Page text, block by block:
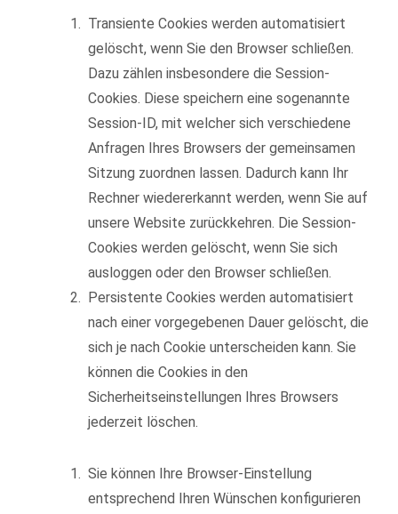
Transiente Cookies werden automatisiert
gelöscht, wenn Sie den Browser schließen.
Dazu zählen insbesondere die Session-
Cookies. Diese speichern eine sogenannte
Session-ID, mit welcher sich verschiedene
Anfragen Ihres Browsers der gemeinsamen
Sitzung zuordnen lassen. Dadurch kann Ihr
Rechner wiedererkannt werden, wenn Sie auf
unsere Website zurückkehren. Die Session-
Cookies werden gelöscht, wenn Sie sich
ausloggen oder den Browser schließen.
Persistente Cookies werden automatisiert
nach einer vorgegebenen Dauer gelöscht, die
sich je nach Cookie unterscheiden kann. Sie
können die Cookies in den
Sicherheitseinstellungen Ihres Browsers
jederzeit löschen.
Sie können Ihre Browser-Einstellung
entsprechend Ihren Wünschen konfigurieren